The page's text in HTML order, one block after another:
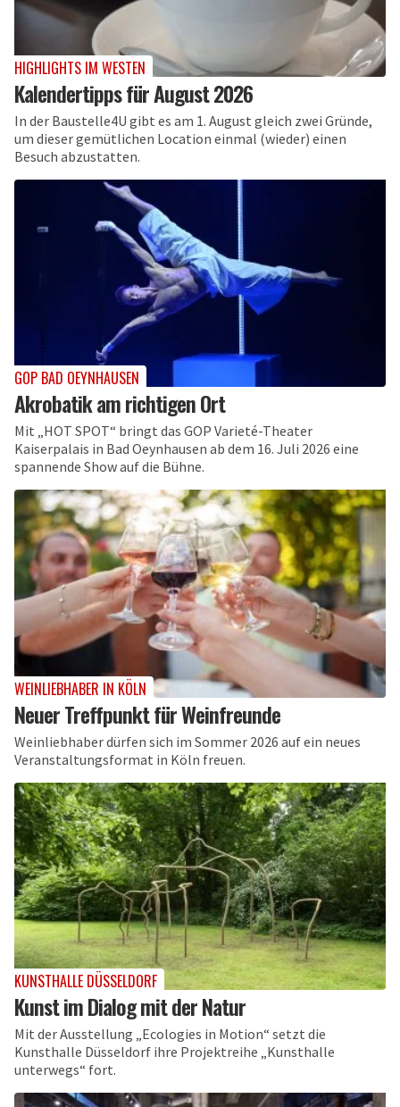
HIGHLIGHTS IM WESTEN
Kalendertipps für August 2026
In der Baustelle4U gibt es am 1. August gleich zwei Gründe,
um dieser gemütlichen Location einmal (wieder) einen
Besuch abzustatten.
GOP BAD OEYNHAUSEN
Akrobatik am richtigen Ort
Mit „HOT SPOT“ bringt das GOP Varieté-Theater
Kaiserpalais in Bad Oeynhausen ab dem 16. Juli 2026 eine
spannende Show auf die Bühne.
WEINLIEBHABER IN KÖLN
Neuer Treffpunkt für Weinfreunde
Weinliebhaber dürfen sich im Sommer 2026 auf ein neues
Veranstaltungsformat in Köln freuen.
KUNSTHALLE DÜSSELDORF
Kunst im Dialog mit der Natur
Mit der Ausstellung „Ecologies in Motion“ setzt die
Kunsthalle Düsseldorf ihre Projektreihe „Kunsthalle
unterwegs“ fort.